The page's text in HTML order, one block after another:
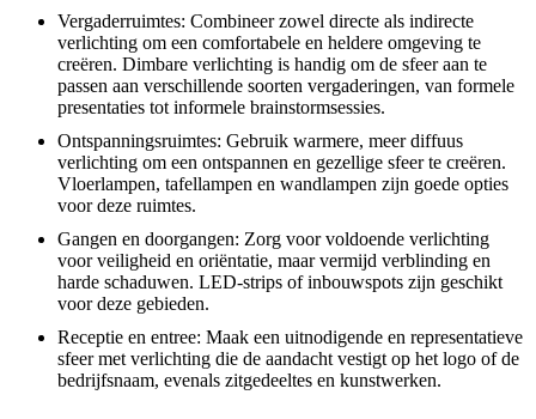
Vergaderruimtes: Combineer zowel directe als indirecte
verlichting om een comfortabele en heldere omgeving te
creëren. Dimbare verlichting is handig om de sfeer aan te
passen aan verschillende soorten vergaderingen, van formele
presentaties tot informele brainstormsessies.
Ontspanningsruimtes: Gebruik warmere, meer diffuus
verlichting om een ontspannen en gezellige sfeer te creëren.
Vloerlampen, tafellampen en wandlampen zijn goede opties
voor deze ruimtes.
Gangen en doorgangen: Zorg voor voldoende verlichting
voor veiligheid en oriëntatie, maar vermijd verblinding en
harde schaduwen. LED-strips of inbouwspots zijn geschikt
voor deze gebieden.
Receptie en entree: Maak een uitnodigende en representatieve
sfeer met verlichting die de aandacht vestigt op het logo of de
bedrijfsnaam, evenals zitgedeeltes en kunstwerken.